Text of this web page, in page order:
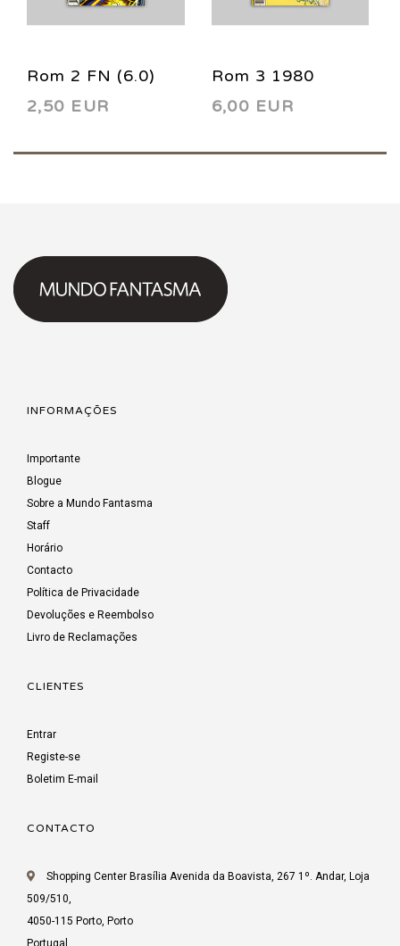
Rom 2 FN (6.0)
1980
2,50 EUR
Rom 3 1980
6,00 EUR
INFORMAÇÕES
Importante
Blogue
Sobre a Mundo Fantasma
Staff
Horário
Contacto
Política de Privacidade
Devoluções e Reembolso
Livro de Reclamações
CLIENTES
Entrar
Registe-se
Boletim E-mail
CONTACTO
Shopping Center Brasília Avenida da Boavista, 267 1º. Andar, Loja
509/510,
4050-115 Porto, Porto
Portugal